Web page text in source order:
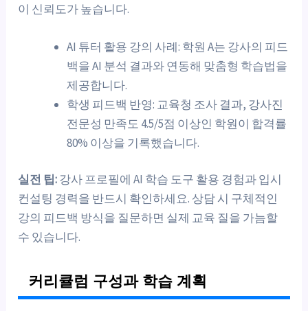
이 신뢰도가 높습니다.
AI 튜터 활용 강의 사례: 학원 A는 강사의 피드
백을 AI 분석 결과와 연동해 맞춤형 학습법을
제공합니다.
학생 피드백 반영: 교육청 조사 결과, 강사진
전문성 만족도 4.5/5점 이상인 학원이 합격률
80% 이상을 기록했습니다.
실전 팁:강사 프로필에 AI 학습 도구 활용 경험과 입시
컨설팅 경력을 반드시 확인하세요. 상담 시 구체적인
강의 피드백 방식을 질문하면 실제 교육 질을 가늠할
수 있습니다.
커리큘럼 구성과 학습 계획